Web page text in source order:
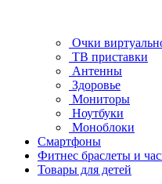
Очки
ТВ приставки
Антенны
Здоровье
Мониторы
Ноутбуки
Моноблоки
Смартфоны
Фитнес браслеты и
Товары для детей